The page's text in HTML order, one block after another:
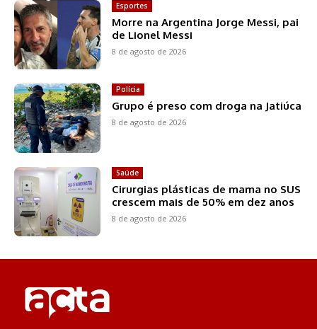
Esportes
Morre na Argentina Jorge Messi, pai
de Lionel Messi
8 de agosto de 2026
Polícia
Grupo é preso com droga na Jatiúca
8 de agosto de 2026
Saúde
Cirurgias plásticas de mama no SUS
crescem mais de 50% em dez anos
8 de agosto de 2026